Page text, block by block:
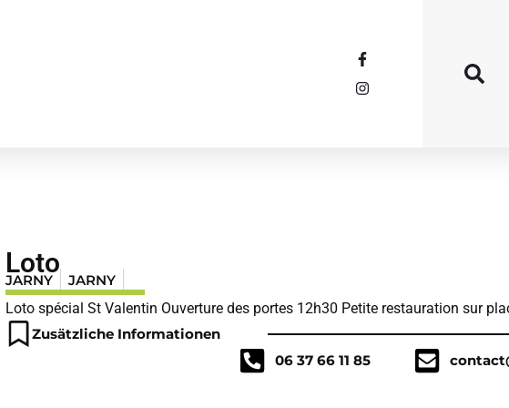
F
a
c
e
I
n
s
t
Loto
JARNY
JARNY
Loto spécial St Valentin Ouverture des portes 12h30 Petite restauration sur
Zusätzliche Informationen
06 37 66 11 85